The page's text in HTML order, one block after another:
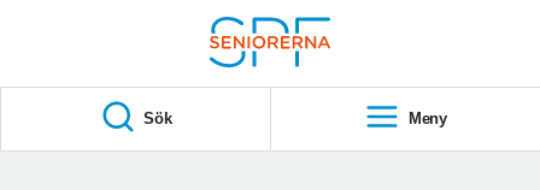
S
A
Sök Meny